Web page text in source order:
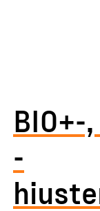
BIO+-
-